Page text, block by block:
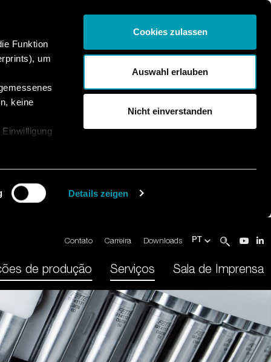
Funktion
um
keine
Details zeigen
Cookies zulassen
Auswahl erlauben
Nicht einverstanden
de produção Serviços Sala de Imprensa
PT
Contato Carreira Downloads